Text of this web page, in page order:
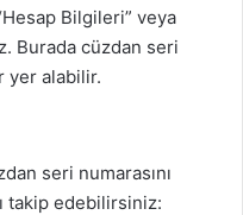
Bilgileri” veya
Burada cüzdan seri
yer alabilir.
seri numarasını
takip edebilirsiniz: